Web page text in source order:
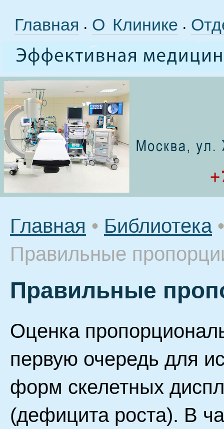
Главная • О Клинике •
Главная • Библиотека •
Правильные
Правильные
Оценка
первую очередь для
форм скелетных
(дефицита роста). В